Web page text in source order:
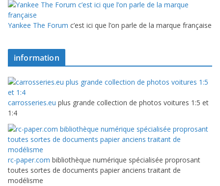
Yankee The Forum c’est ici que l’on parle de la marque française
information
carrosseries.eu plus grande collection de photos voitures 1:5 et
1:4
rc-paper.com bibliothèque numérique spécialisée proprosant
toutes sortes de documents papier anciens traitant de
modélisme